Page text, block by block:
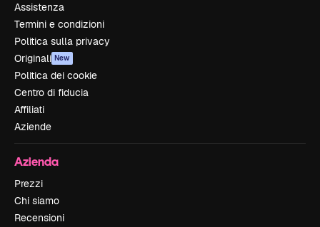
Assistenza
Termini e condizioni
Politica sulla privacy
Originali New
Politica dei cookie
Centro di fiducia
Affiliati
Aziende
Azienda
Prezzi
Chi siamo
Recensioni